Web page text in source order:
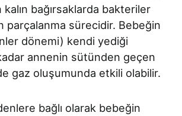
bağırsaklarda bakteriler
parçalanma sürecidir. Bebeğin
dönemi) kendi yediği
annenin sütünden geçen
gaz oluşumunda etkili olabilir.
bağlı olarak bebeğin